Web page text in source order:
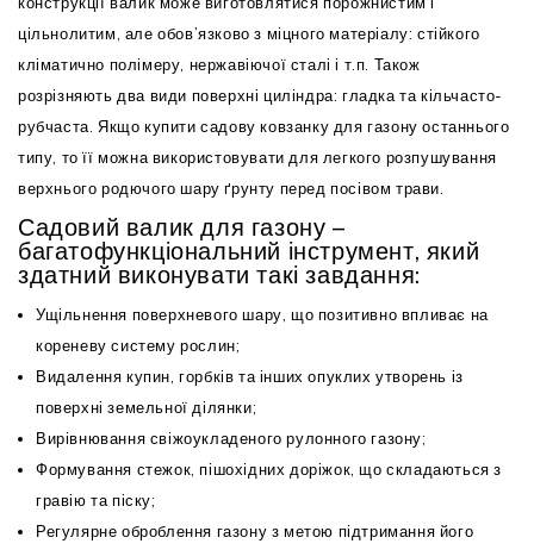
цільнолитим, але обов’язково з міцного матеріалу: стійкого
кліматично полімеру, нержавіючої сталі і т.п. Також
розрізняють два види поверхні циліндра: гладка та кільчасто-
рубчаста. Якщо купити садову ковзанку для газону останнього
типу, то її можна використовувати для легкого розпушування
верхнього родючого шару ґрунту перед посівом трави.
Садовий валик для газону –
багатофункціональний інструмент, який
здатний виконувати такі завдання:
Ущільнення поверхневого шару, що позитивно впливає на
кореневу систему рослин;
Видалення купин, горбків та інших опуклих утворень із
поверхні земельної ділянки;
Вирівнювання свіжоукладеного рулонного газону;
Формування стежок, пішохідних доріжок, що складаються з
гравію та піску;
Регулярне оброблення газону з метою підтримання його